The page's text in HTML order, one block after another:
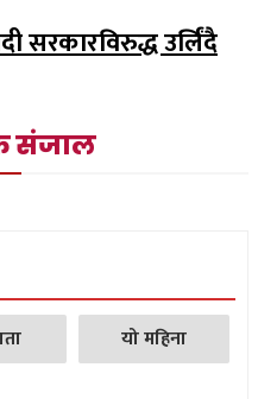
सरकारविरुद्ध उर्लिंदै
संजाल
यो महिना